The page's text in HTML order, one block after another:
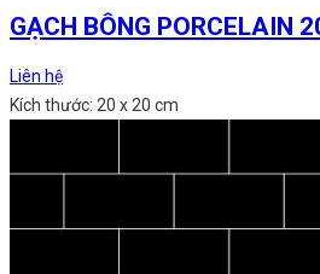
GẠCH BÔNG PORCELAIN
Liên hệ
Kích thước: 20 x 20 cm